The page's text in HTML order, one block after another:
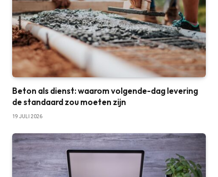
Beton als dienst: waarom volgende-dag levering
de standaard zou moeten zijn
19 JULI 2026